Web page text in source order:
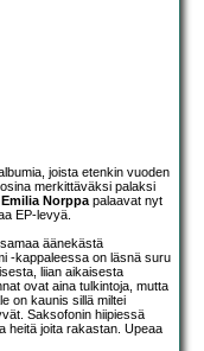
joista etenkin vuoden
merkittäväksi palaksi
Emilia Norppa palaavat nyt
EP-levyä.
äänekästä
-kappaleessa on läsnä suru
liian aikaisesta
ovat aina tulkintoja, mutta
on kaunis sillä miltei
Saksofonin hiipiessä
heitä joita rakastan. Upeaa